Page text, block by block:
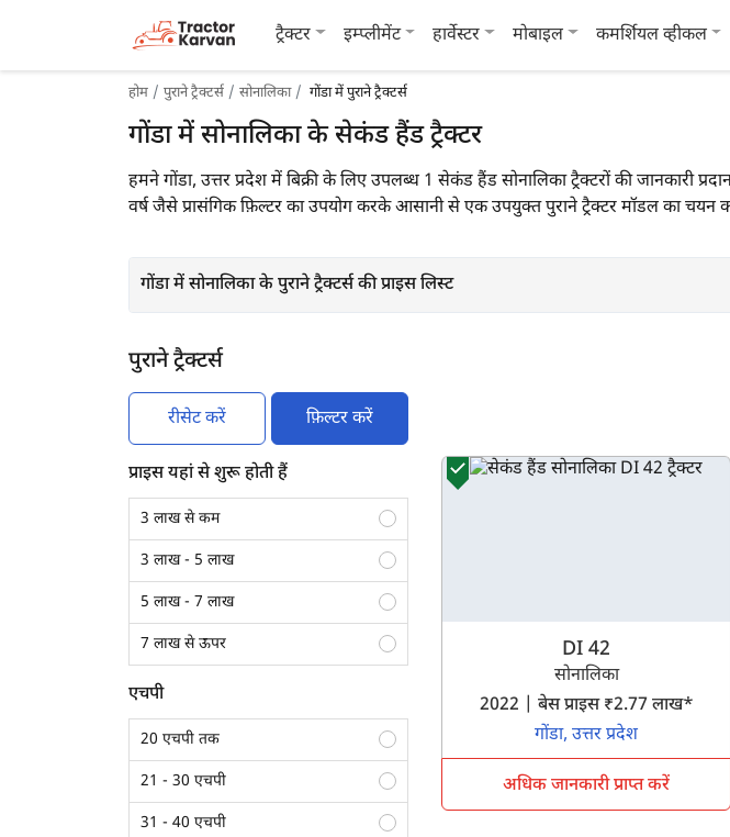
ट्रैक्टर इम्प्लीमेंट हार्वेस्टर मोबाइल कमर्शियल व्हीकल
होम पुराने ट्रैक्टर्स सोनालिका गोंडा में पुराने ट्रैक्टर्स
गोंडा में सोनालिका के सेकंड हैंड ट्रैक्टर
हमने गोंडा, उत्तर प्रदेश में बिक्री के लिए उपलब्ध 1 सेकंड हैंड सोनालिका ट्रैक्टरों की
वर्ष जैसे प्रासंगिक फ़िल्टर का उपयोग करके आसानी से एक उपयुक्त पुराने ट्रैक्टर मॉडल का चयन
गोंडा में सोनालिका के पुराने ट्रैक्टर्स की प्राइस लिस्ट
पुराने ट्रैक्टर्स
रीसेट करें फ़िल्टर करें
प्राइस यहां से शुरू होती हैं
3 लाख से कम
3 लाख - 5 लाख
5 लाख - 7 लाख
7 लाख से ऊपर
एचपी
20 एचपी तक
21 - 30 एचपी
31 - 40 एचपी
DI 42
सोनालिका
2022 | बेस प्राइस ₹2.77 लाख*
गोंडा, उत्तर प्रदेश
अधिक जानकारी प्राप्त करें